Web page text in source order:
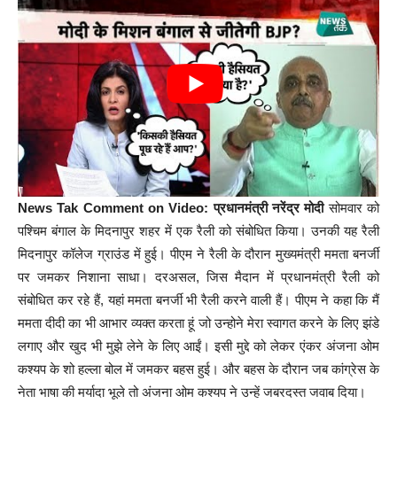
News Tak Comment on Video: प्रधानमंत्री नरेंद्र मोदीसोमवार को
पश्चिम बंगाल के मिदनापुर शहर में एक रैली को संबोधित किया। उनकी यह रैली
मिदनापुर कॉलेज ग्राउंड में हुई। पीएम ने रैली के दौरान मुख्यमंत्री ममता बनर्जी
पर जमकर निशाना साधा। दरअसल, जिस मैदान में प्रधानमंत्री रैली को
संबोधित कर रहे हैं, यहां ममता बनर्जी भी रैली करने वाली हैं। पीएम ने कहा कि मैं
ममता दीदी का भी आभार व्यक्त करता हूं जो उन्होने मेरा स्वागत करने के लिए झंडे
लगाए और खुद भी मुझे लेने के लिए आईं। इसी मुद्दे को लेकर एंकर अंजना ओम
कश्यप के शो हल्ला बोल में जमकर बहस हुई। और बहस के दौरान जब कांग्रेस के
नेता भाषा की मर्यादा भूले तो अंजना ओम कश्यप ने उन्हें जबरदस्त जवाब दिया।